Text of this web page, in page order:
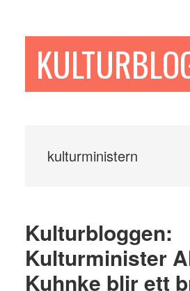
sidofältet
kulturministern
Kulturbloggen:
Kulturminister
Kuhnke blir ett